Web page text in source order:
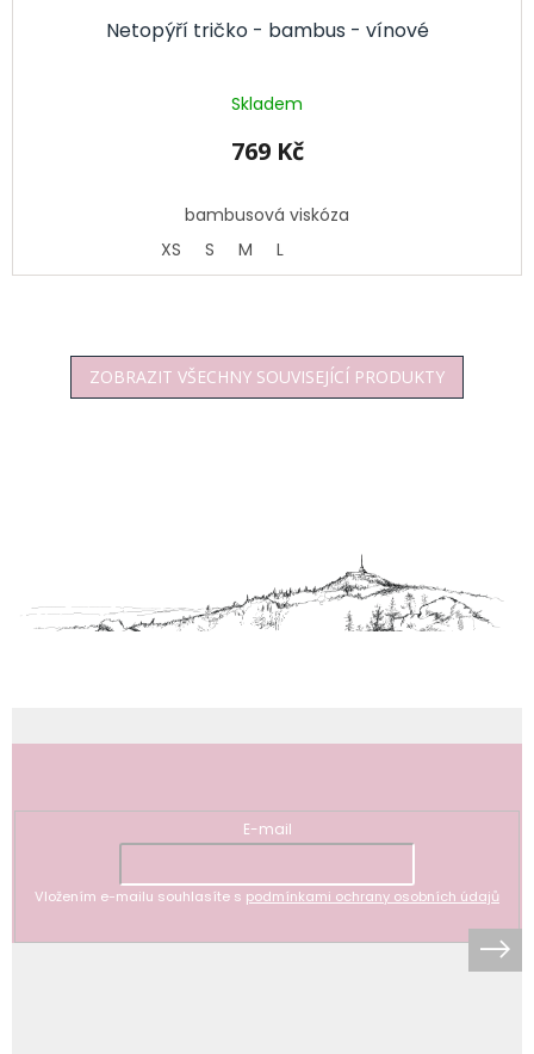
Netopýří tričko - bambus - vínové
Skladem
769 Kč
bambusová viskóza
XS
S M L
ZOBRAZIT VŠECHNY SOUVISEJÍCÍ PRODUKTY
E-mail
Vložením e-mailu souhlasíte s podmínkami ochrany osobních údajů